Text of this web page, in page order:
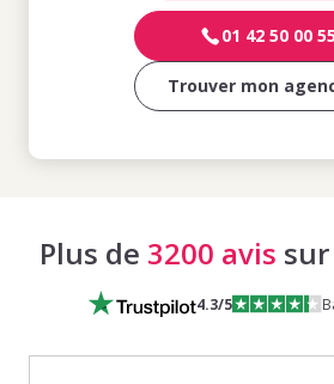
01 42 50 00 55
Trouver mon
Plus de 3200 avis
4.3/5